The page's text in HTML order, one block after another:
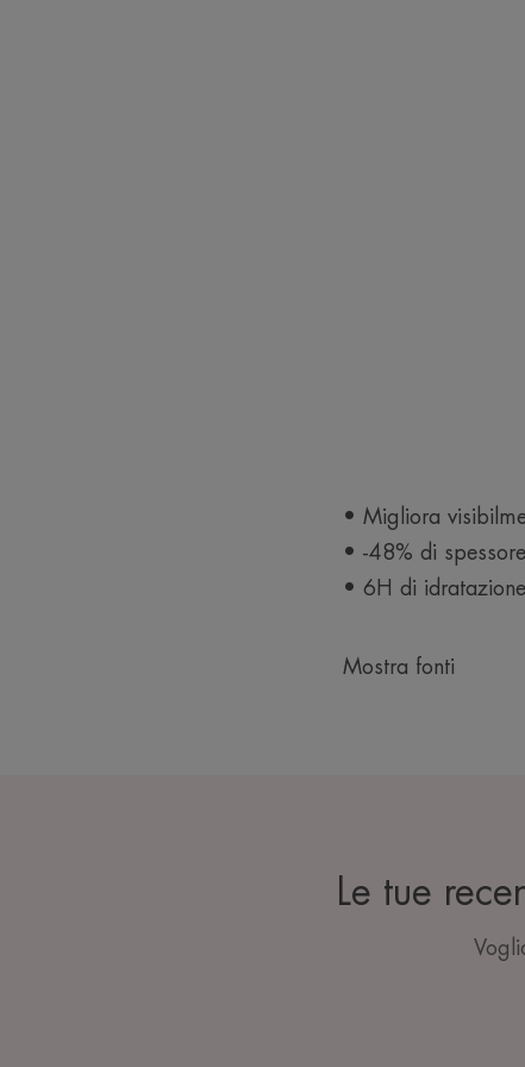
• Migliora
• -48% di
• 6H di
Mostra fonti
Le tue